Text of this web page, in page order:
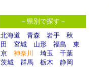
－県別で探す－
北海道
青森 岩手
秋
田
宮城 山形 福島
東
京
神奈川 埼玉
千葉
茨城
群馬 栃木
静岡